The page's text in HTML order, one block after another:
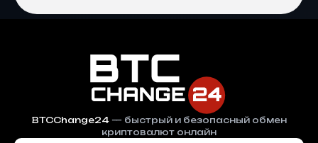
BTCChange24— быстрый и безопасный обмен
криптовалют онлайн